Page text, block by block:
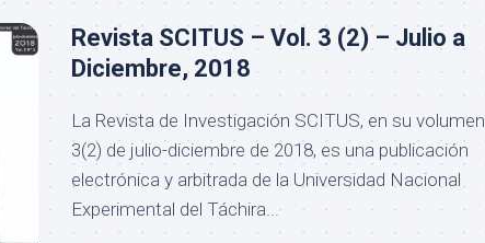
Revista SCITUS – Vol. 3 (2) – Julio a
Diciembre, 2018
La Revista de Investigación SCITUS, en su volumen
3(2) de julio-diciembre de 2018, es una publicación
electrónica y arbitrada de la Universidad Nacional
Experimental del Táchira...